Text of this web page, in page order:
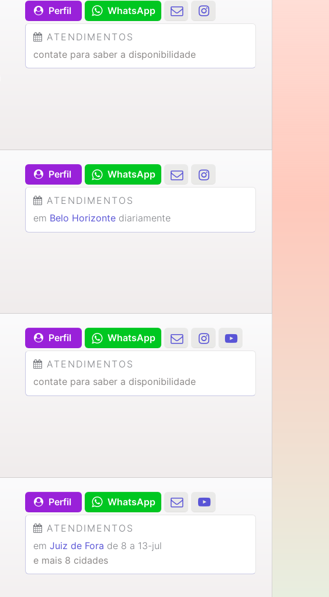
Perfil WhatsApp
ATENDIMENTOS
contate para saber a disponibilidade
Perfil WhatsApp
ATENDIMENTOS
em Belo Horizonte diariamente
Perfil WhatsApp
ATENDIMENTOS
contate para saber a disponibilidade
Perfil WhatsApp
ATENDIMENTOS
emJuiz de Fora de 8 a 13-jul
e mais 8 cidades